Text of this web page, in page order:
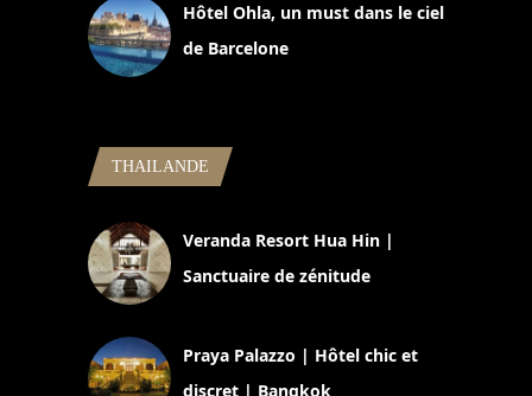
Hôtel Ohla, un must dans le ciel
de Barcelone
THAILANDE
Veranda Resort Hua Hin |
Sanctuaire de zénitude
Praya Palazzo | Hôtel chic et
discret | Bangkok